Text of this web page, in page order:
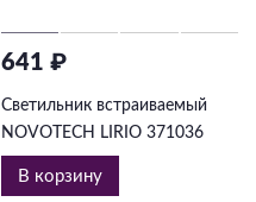
641 ₽
Светильник встраиваемый
NOVOTECH LIRIO 371036
В корзину